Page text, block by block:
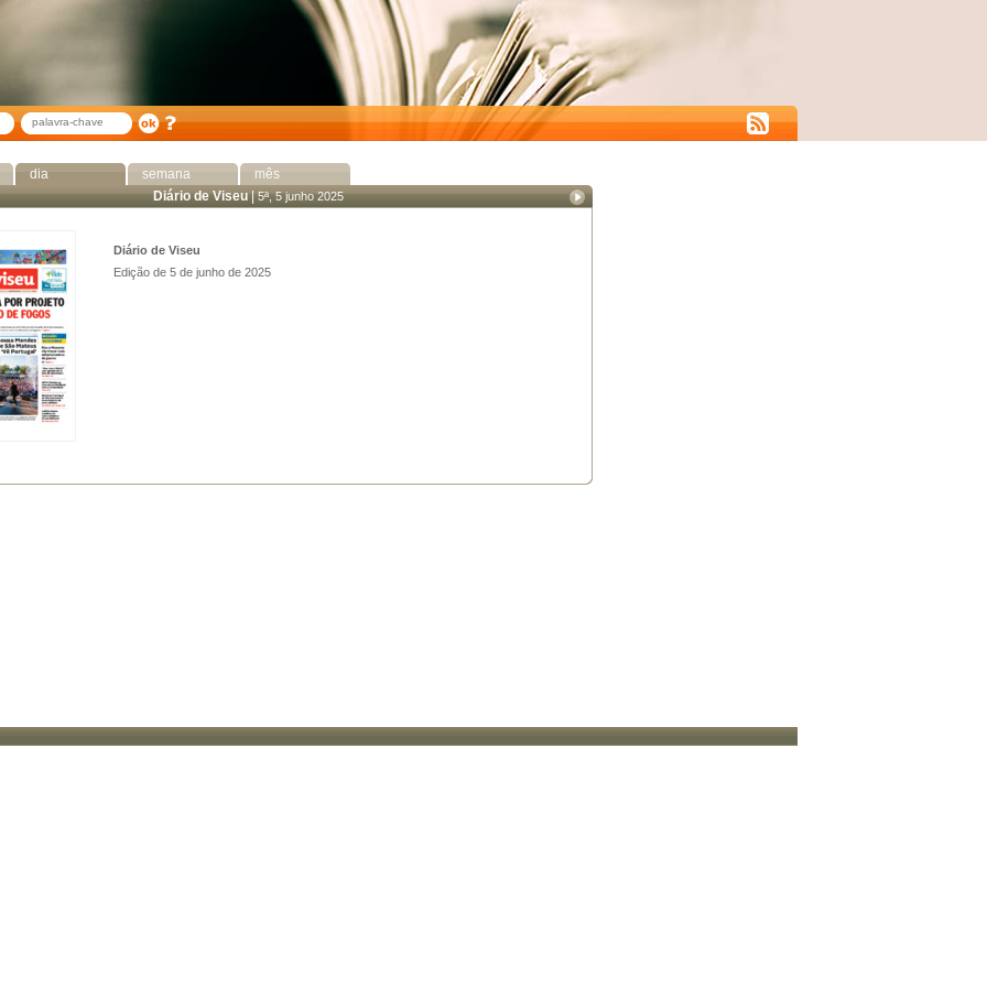
dia semana
mês
Diário de Viseu|5ª, 5 junho 2025
Diário de Viseu
Edição de 5 de junho de 2025